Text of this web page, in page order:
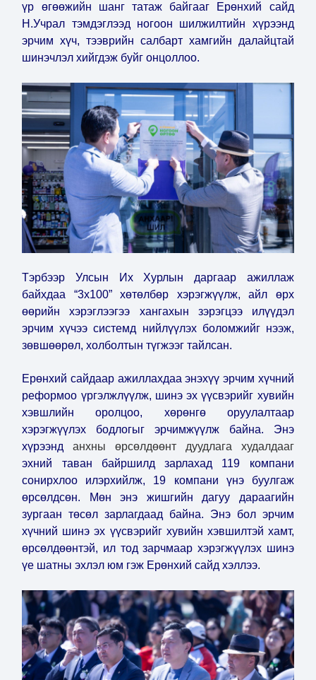
үр өгөөжийн шанг татаж байгааг Ерөнхий сайд
Н.Учрал тэмдэглээд ногоон шилжилтийн хүрээнд
эрчим хүч, тээврийн салбарт хамгийн далайцтай
шинэчлэл хийгдэж буйг онцоллоо.
Тэрбээр Улсын Их Хурлын даргаар ажиллаж
байхдаа “3x100” хөтөлбөр хэрэгжүүлж, айл өрх
өөрийн хэрэглээгээ хангахын зэрэгцээ илүүдэл
эрчим хүчээ системд нийлүүлэх боломжийг нээж,
зөвшөөрөл, холболтын түгжээг тайлсан.
Ерөнхий сайдаар ажиллахдаа энэхүү эрчим хүчний
реформоо үргэлжлүүлж, шинэ эх үүсвэрийг хувийн
хэвшлийн оролцоо, хөрөнгө оруулалтаар
хэрэгжүүлэх бодлогыг эрчимжүүлж байна. Энэ
хүрээнданхны өрсөлдөөнт дуудлага худалдааг
эхний таван байршилд зарлахад 119 компани
сонирхлоо илэрхийлж, 19 компани үнэ буулгаж
өрсөлдсөн. Мөн энэ жишгийн дагуу дараагийн
зургаан төсөл зарлагдаад байна. Энэ бол эрчим
хүчний шинэ эх үүсвэрийг хувийн хэвшилтэй хамт,
өрсөлдөөнтэй, ил тод зарчмаар хэрэгжүүлэх шинэ
үе шатны эхлэл юм гэж Ерөнхий сайд хэллээ.